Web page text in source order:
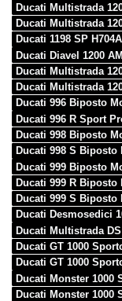
Ducati Multistrada
Ducati Multistrada
Ducati 1198 SP
Ducati Diavel 1200
Ducati Multistrada
Ducati Multistrada
Ducati 996 Biposto
Ducati 996 R Sport
Ducati 998 Biposto
Ducati 998 S Biposto
Ducati 999 Biposto
Ducati 999 R Biposto
Ducati 999 S Biposto
Ducati Desmosedici
Ducati Multistrada
Ducati GT 1000
Ducati GT 1000
Ducati Monster 1000
Ducati Monster 1000